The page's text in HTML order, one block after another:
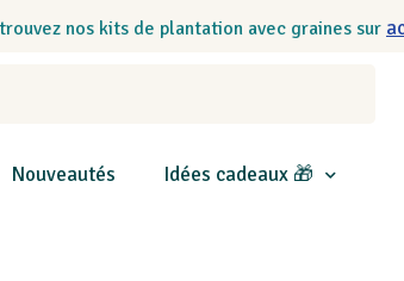
nos kits de plantation avec graines sur
Nouveautés Idées cadeaux 🎁